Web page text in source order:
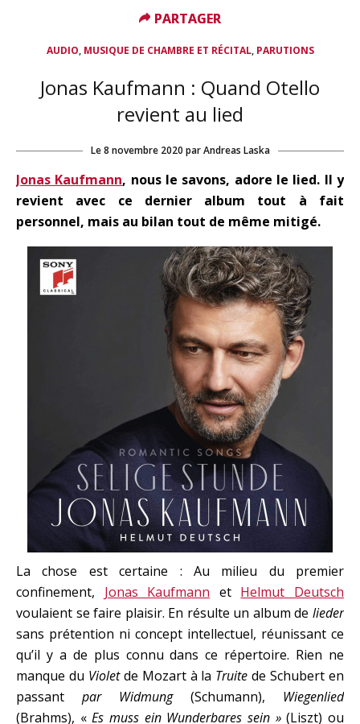
AUDIO, MUSIQUE DE CHAMBRE ET RÉCITAL, PARUTIONS
Jonas Kaufmann : Quand Otello
revient au lied
Le8 novembre 2020 par Andreas Laska
Jonas Kaufmann, nous le savons, adore le lied. Il y
revient avec ce dernier album tout à fait
personnel, mais au bilan tout de même mitigé.
La chose est certaine : Au milieu du premier
confinement, Jonas Kaufmann et Helmut Deutsch
voulaient se faire plaisir. En résulte un album de lieder
sans prétention ni concept intellectuel, réunissant ce
qu’il y a de plus connu dans ce répertoire. Rien ne
manque du Violetde Mozart à la Truitede Schubert en
passant par Widmung(Schumann), Wiegenlied
(Brahms), «Es muss ein Wunderbares sein »(Liszt) ou
PARTAGER
PARTAGER